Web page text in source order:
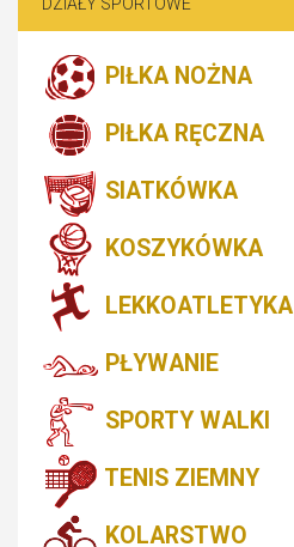
PIŁKA NOŻNA
PIŁKA RĘCZNA
SIATKÓWKA
KOSZYKÓWKA
LEKKOATLETYKA
PŁYWANIE
SPORTY WALKI
TENIS ZIEMNY
KOLARSTWO